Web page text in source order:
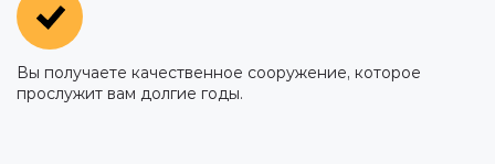
Вы получаете качественное сооружение, которое
прослужит вам долгие годы.